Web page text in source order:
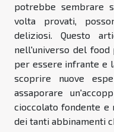
potrebbe sembrare
volta provati,
deliziosi. Questo
nell'universo del
per essere infrante e
scoprire nuove
assaporare
cioccolato fondente e
dei tanti abbinamenti